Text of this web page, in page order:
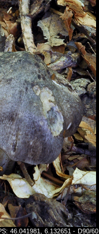
46.041981, 6.132651 - D90/60